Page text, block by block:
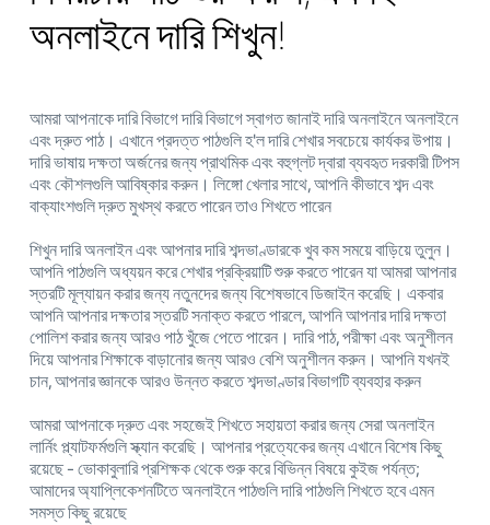
অনলাইনে দারি শিখুন!
আমরা আপনাকে দারি বিভাগে দারি বিভাগে স্বাগত জানাই দারি অনলাইনে অনলাইনে
এবং দ্রুত পাঠ। এখানে প্রদত্ত পাঠগুলি হ'ল দারি শেখার সবচেয়ে কার্যকর উপায়।
দারি ভাষায় দক্ষতা অর্জনের জন্য প্রাথমিক এবং বহুগ্লট দ্বারা ব্যবহৃত দরকারী টিপস
এবং কৌশলগুলি আবিষ্কার করুন। লিঙ্গো খেলার সাথে, আপনি কীভাবে শব্দ এবং
বাক্যাংশগুলি দ্রুত মুখস্থ করতে পারেন তাও শিখতে পারেন
শিখুন দারি অনলাইন এবং আপনার দারি শব্দভাণ্ডারকে খুব কম সময়ে বাড়িয়ে তুলুন।
আপনি পাঠগুলি অধ্যয়ন করে শেখার প্রক্রিয়াটি শুরু করতে পারেন যা আমরা আপনার
স্তরটি মূল্যায়ন করার জন্য নতুনদের জন্য বিশেষভাবে ডিজাইন করেছি। একবার
আপনি আপনার দক্ষতার স্তরটি সনাক্ত করতে পারলে, আপনি আপনার দারি দক্ষতা
পোলিশ করার জন্য আরও পাঠ খুঁজে পেতে পারেন। দারি পাঠ, পরীক্ষা এবং অনুশীলন
দিয়ে আপনার শিক্ষাকে বাড়ানোর জন্য আরও বেশি অনুশীলন করুন। আপনি যখনই
চান, আপনার জ্ঞানকে আরও উন্নত করতে শব্দভাণ্ডার বিভাগটি ব্যবহার করুন
আমরা আপনাকে দ্রুত এবং সহজেই শিখতে সহায়তা করার জন্য সেরা অনলাইন
লার্নিং প্ল্যাটফর্মগুলি স্ক্যান করেছি। আপনার প্রত্যেকের জন্য এখানে বিশেষ কিছু
রয়েছে - ভোকাবুলারি প্রশিক্ষক থেকে শুরু করে বিভিন্ন বিষয়ে কুইজ পর্যন্ত;
আমাদের অ্যাপ্লিকেশনটিতে অনলাইনে পাঠগুলি দারি পাঠগুলি শিখতে হবে এমন
সমস্ত কিছু রয়েছে